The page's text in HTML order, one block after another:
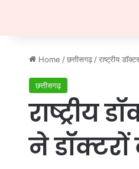
Home / छत्तीसगढ़ / राष्ट्रीय
छत्तीसगढ़
राष्ट्रीय
ने